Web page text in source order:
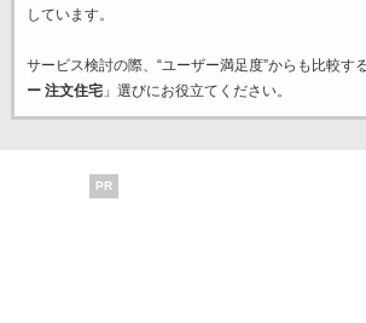
しています。
サービス検討の際、“ユーザー満足度”からも比較す
ー 注文住宅」選びにお役立てください。
PR